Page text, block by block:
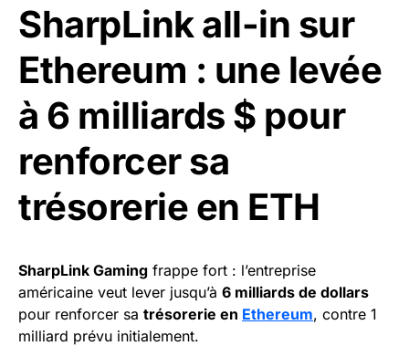
SharpLink all-in sur
Ethereum : une levée
à 6 milliards $ pour
renforcer sa
trésorerie en ETH
SharpLink Gaming frappe fort : l’entreprise
américaine veut lever jusqu’à 6 milliards de dollars
pour renforcer sa trésorerie en Ethereum, contre 1
milliard prévu initialement.